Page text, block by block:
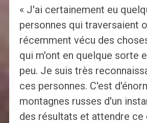
« J'ai certainement eu
personnes qui traversaient
récemment vécu des
qui m'ont en quelque sorte
peu. Je suis très
ces personnes. C'est
montagnes russes d'un
des résultats et attendre ce